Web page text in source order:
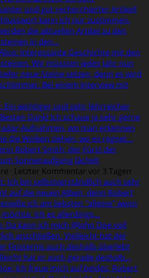
und gut recherchierter Artikel!
kann ich nur zustimmen.
die aktuellen Artikel zu den
in den…
: Interessante Geschichte mit den
Wir müssten jedes Jahr nun
neue Steine setzen, denn es wird
Bei einem Interview mit
: Ein wichtiger und sehr lehrreicher
Dank! Ich schaue ja sehr gerne
Aufnahmen, wo man erkennen
die Wolken ziehen, wo es regnet…
Robert Smith, der Fürst der
Sonnenaufgang lächelt
· Letzter Kommentar vor 3 Tagen
: Ich bin selbstverständlich auch sehr
auf die neuen Alben, denn Robert
ich am liebsten "alleine" wenn
möchte. Ich es allerdings…
: Da kann ich mich @John Doe voll
anschließen. Vielleicht hat der
Finsternis auch deshalb überlebt
hat er auch gerade deshalb…
: Ich freue mich auf beides, Robert